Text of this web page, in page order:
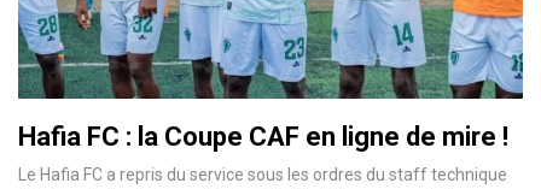
Hafia FC : la Coupe CAF en ligne de mire !
Le Hafia FC a repris du service sous les ordres du staff technique